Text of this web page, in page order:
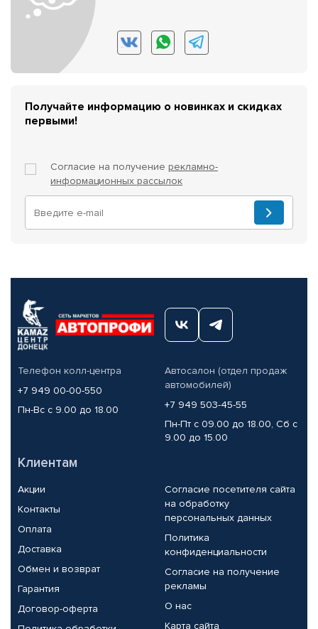
Получайте информацию о новинках и скидках
первыми!
Согласие на получение рекламно-
информационных рассылок
Телефон колл-центра
+7 949 00-00-550
Пн-Вс с 9.00 до 18.00
Автосалон (отдел продаж
автомобилей)
+7 949 503-45-55
Пн-Пт с 09.00 до 18.00, Сб с
9.00 до 15.00
Клиентам
Акции
Контакты
Оплата
Доставка
Обмен и возврат
Гарантия
Договор-оферта
Согласие посетителя сайта
на обработку
персональных данных
Политика
конфиденциальности
Согласие на получение
рекламы
О нас
Карта сайта